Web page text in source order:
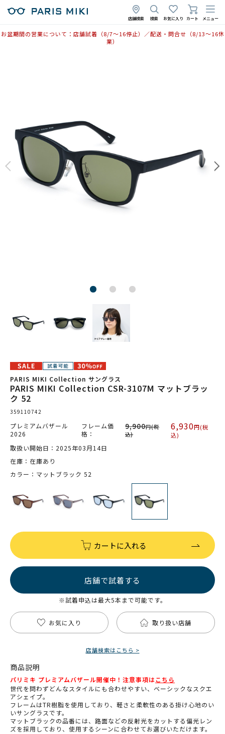
店舗検索 検索 お気に入り カート メニュー
お盆期間の営業について：店舗試着（8/7〜16停止）／配送・問合せ（8/13〜16休
業）
PARIS MIKI Collection サングラス
PARIS MIKI Collection CSR-3107M マットブラッ
ク 52
359110742
プレミアムバザール
2026
フレーム価
格：
9,900円(税
込)
6,930円(税
込)
取扱い開始日：2025年03月14日
在庫：在庫あり
カラー：マットブラック 52
カートに入れる
店舗で試着する
※試着申込は最大5本まで可能です。
お気に入り 取り扱い店舗
店舗検索はこちら >
商品説明
パリミキ プレミアムバザール開催中！注意事項はこちら
世代を問わずどんなスタイルにも合わせやすい、ベーシックなスクエ
アシェイプ。
フレームはTR樹脂を使用しており、軽さと柔軟性のある掛け心地のい
いサングラスです。
マットブラックの品番には、路面などの反射光をカットする偏光レン
ズを採用しており、使用するシーンに合わせてお選びいただけます。